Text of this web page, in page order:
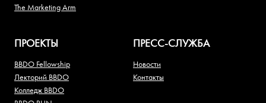
The Marketing Arm
ПРОЕКТЫ
BBDO Fellowship
Лекторий BBDO
Колледж BBDO
ПРЕСС-СЛУЖБА
Новости
Контакты